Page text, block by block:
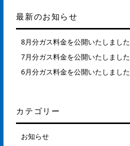
最新のお知らせ
8月分ガス料金を公開いたしました
7月分ガス料金を公開いたしました
6月分ガス料金を公開いたしました
カテゴリー
お知らせ